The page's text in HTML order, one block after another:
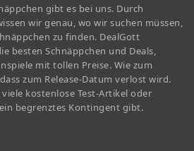
gibt es bei uns. Durch
wir genau, wo wir suchen müssen,
zu finden. DealGott
besten Schnäppchen und Deals,
mit tollen Preise. Wie zum
zum Release-Datum verlost wird.
kostenlose Test-Artikel oder
begrenztes Kontingent gibt.